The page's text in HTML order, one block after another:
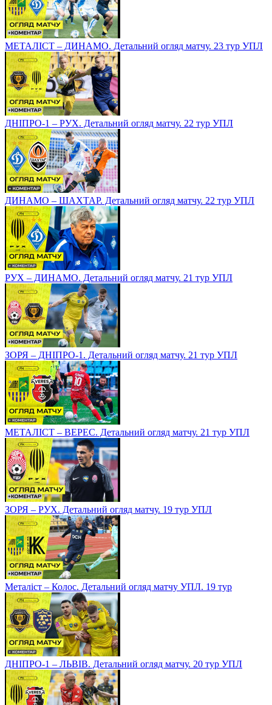
МЕТАЛІСТ – ДИНАМО. Детальний огляд матчу. 23 тур УПЛ
ДНІПРО-1 – РУХ. Детальний огляд матчу. 22 тур УПЛ
ДИНАМО – ШАХТАР. Детальний огляд матчу. 22 тур УПЛ
РУХ – ДИНАМО. Детальний огляд матчу. 21 тур УПЛ
ЗОРЯ – ДНІПРО-1. Детальний огляд матчу. 21 тур УПЛ
МЕТАЛІСТ – ВЕРЕС. Детальний огляд матчу. 21 тур УПЛ
ЗОРЯ – РУХ. Детальний огляд матчу. 19 тур УПЛ
Металіст – Колос. Детальний огляд матчу УПЛ. 19 тур
ДНІПРО-1 – ЛЬВІВ. Детальний огляд матчу. 20 тур УПЛ